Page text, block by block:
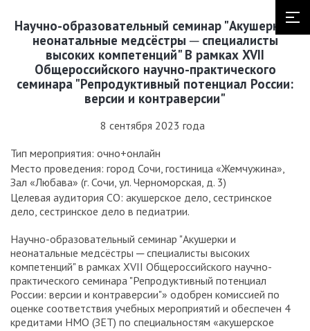
Научно-образовательный семинар "Акушерки и
неонатальные медсёстры ─ специалисты
высоких компетенций" В рамках XVII
Общероссийского научно-практического
семинара "Репродуктивный потенциал России:
версии и контраверсии"
8 сентября 2023 года
Тип мероприятия: очно+онлайн
Место проведения: город Сочи, гостиница «Жемчужина»,
Зал «Любава» (г. Сочи, ул. Черноморская, д. 3)
Целевая аудитория СО: акушерское дело, сестринское
дело, сестринское дело в педиатрии.
Научно-образовательный семинар "Акушерки и
неонатальные медсёстры ─ специалисты высоких
компетенций" в рамках XVII Общероссийского научно-
практического семинара "Репродуктивный потенциал
России: версии и контраверсии"» одобрен комиссией по
оценке соответствия учебных мероприятий и обеспечен 4
кредитами НМО (ЗЕТ) по специальностям «акушерское